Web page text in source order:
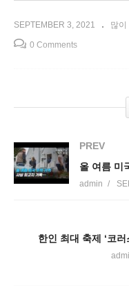
SEPTEMBER 3, 2021 많이
0 Comments
PREV
올 여름 미
admin
한인 최대 축제 ‘코